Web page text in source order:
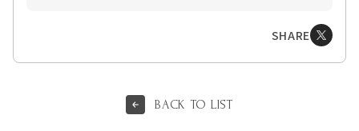
SHARE
BACK TO LIST